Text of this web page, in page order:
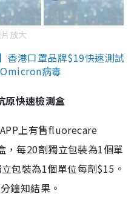
放大
香港口罩品牌$19快速測試
病毒
快速檢測盒
上有售fluorecare
，每20劑獨立包裝為1個單
包裝為1個單位每劑$15。
鐘知結果。